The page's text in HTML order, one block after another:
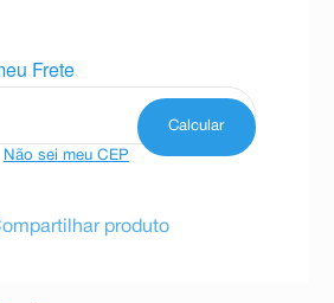
Não sei meu CEP
produto